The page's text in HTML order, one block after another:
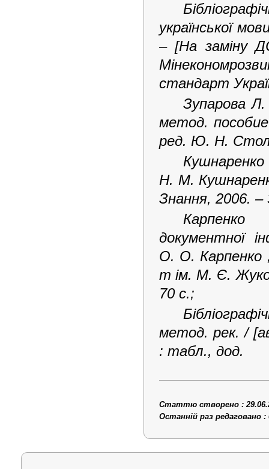
української
– [На заміну
стандарт
Зупарова
метод.
ред. Ю. Н.
Н. М.
Знання, 2006. –
документної
О. О. Карпенко ;
т ім. М. Є.
70 с.;
метод. рек. /
: табл., дод.
Статтю створено :
Останній раз редаговано :